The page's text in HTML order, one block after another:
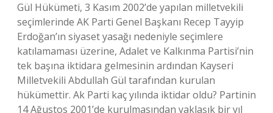
Gül Hükümeti, 3 Kasım 2002’de yapılan milletvekili
seçimlerinde AK Parti Genel Başkanı Recep Tayyip
Erdoğan’ın siyaset yasağı nedeniyle seçimlere
katılamaması üzerine, Adalet ve Kalkınma Partisi’nin
tek başına iktidara gelmesinin ardından Kayseri
Milletvekili Abdullah Gül tarafından kurulan
hükümettir. Ak Parti kaç yılında iktidar oldu? Partinin
14 Ağustos 2001’de kurulmasından yaklaşık bir yıl